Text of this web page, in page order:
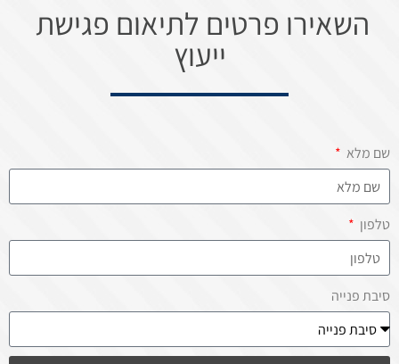
השאירו פרטים לתיאום פגישת
ייעוץ
שם מלא
טלפון
סיבת פנייה